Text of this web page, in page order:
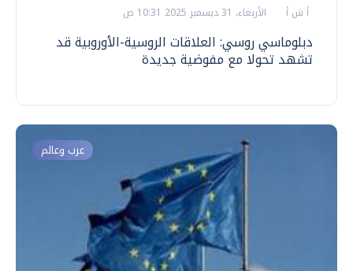
أ ش أ الأربعاء، 31 ديسمبر 2025 10:31 ص
دبلوماسي روسي: العلاقات الروسية-الأوروبية قد
تشهد تحولا مع مفوضية جديدة
عرب وعالم